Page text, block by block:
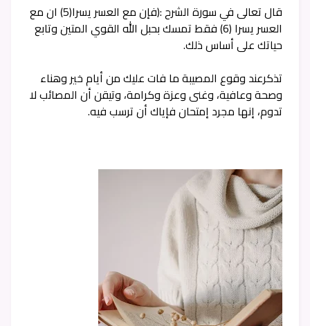
قال تعالى في سورة الشرح :(فإن مع العسر يسرا(5) ان مع
العسر يسرا (6) فقط تمسك بحبل الله القوي المتين وتابع
حياتك على أساس ذلك.
تذكرعند وقوع المصيبة ما فات عليك من أيام خير وهناء
وصحة وعافية، وغنى وعزة وكرامة، وتيقن أن المصائب لا
تدوم، إنها مجرد إمتحان فإياك أن ترسب فيه.